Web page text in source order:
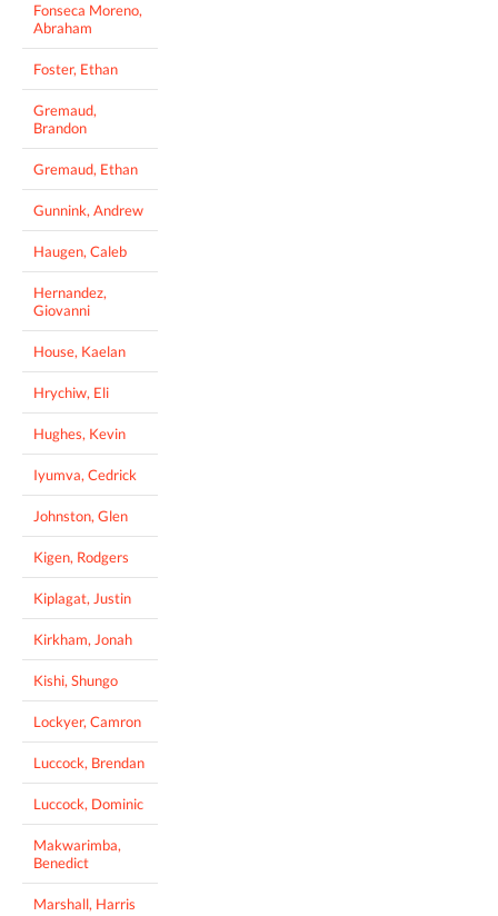
Fonseca Moreno,
Abraham
Foster, Ethan
Gremaud,
Brandon
Gremaud, Ethan
Gunnink, Andrew
Haugen, Caleb
Hernandez,
Giovanni
House, Kaelan
Hrychiw, Eli
Hughes, Kevin
Iyumva, Cedrick
Johnston, Glen
Kigen, Rodgers
Kiplagat, Justin
Kirkham, Jonah
Kishi, Shungo
Lockyer, Camron
Luccock, Brendan
Luccock, Dominic
Makwarimba,
Benedict
Marshall, Harris